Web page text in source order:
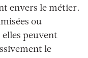
envers le métier.
ou
peuvent
le